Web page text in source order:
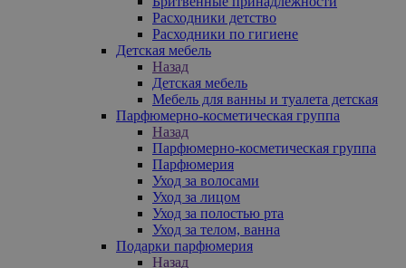
Расходники детство
Расходники по гигиене
Детская мебель
Назад
Детская мебель
Мебель для ванны и туалета детская
Парфюмерно-косметическая группа
Назад
Парфюмерно-косметическая группа
Парфюмерия
Уход за волосами
Уход за лицом
Уход за полостью рта
Уход за телом, ванна
Подарки парфюмерия
Назад